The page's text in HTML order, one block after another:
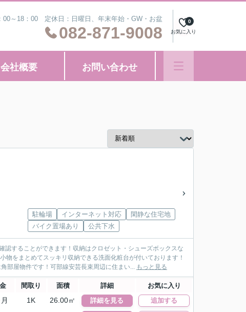
00～18：00 定休日：日曜日、年末年始・GW・お盆
082-871-9008 お気に入り
0
会社概要 お問い合わせ
駐輪場 インターネット対応
閑静な住宅地
バイク置場あり
公共下水
することができます！収納はクロゼット・シューズボックスな
をまとめてスッキリ収納できる洗面化粧台が付いております！
部屋物件です！可部線安芸長束周辺に住まい... もっと見る
間取り 面積 詳細 お気に入り
1K 26.00㎡ 詳細を見る 追加する